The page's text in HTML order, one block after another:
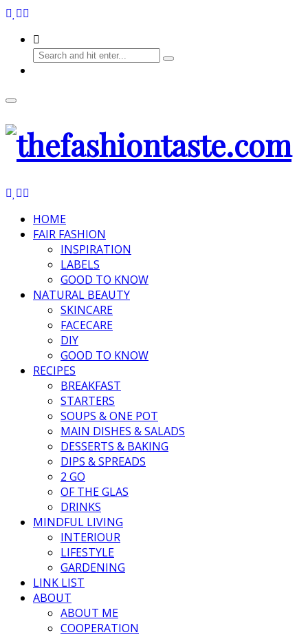
HOME
FAIR FASHION
INSPIRATION
LABELS
GOOD TO KNOW
NATURAL BEAUTY
SKINCARE
FACECARE
DIY
GOOD TO KNOW
RECIPES
BREAKFAST
STARTERS
SOUPS & ONE POT
MAIN DISHES & SALADS
DESSERTS & BAKING
DIPS & SPREADS
2 GO
OF THE GLAS
DRINKS
MINDFUL LIVING
INTERIOUR
LIFESTYLE
GARDENING
LINK LIST
ABOUT
ABOUT ME
COOPERATION